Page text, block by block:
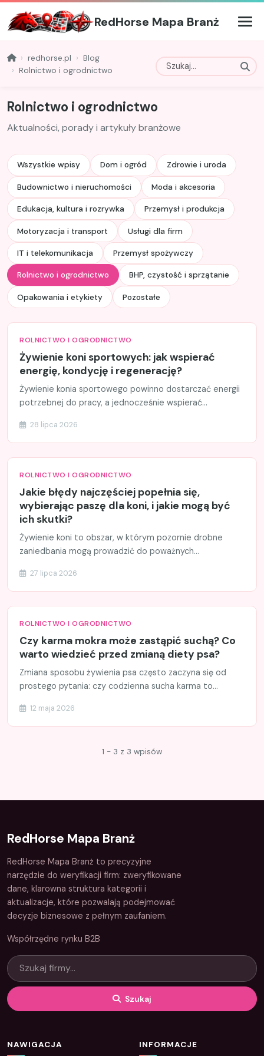
RedHorse Mapa Branż
redhorse.pl
Blog
Rolnictwo i ogrodnictwo
Rolnictwo i ogrodnictwo
Aktualności, porady i artykuły branżowe
Wszystkie wpisy Dom i ogród Zdrowie i uroda
Budownictwo i nieruchomości Moda i akcesoria
Edukacja, kultura i rozrywka Przemysł i produkcja
Motoryzacja i transport Usługi dla firm
IT i telekomunikacja Przemysł spożywczy
Rolnictwo i ogrodnictwo BHP, czystość i sprzątanie
Opakowania i etykiety Pozostałe
ROLNICTWO I OGRODNICTWO
Żywienie koni sportowych: jak wspierać
energię, kondycję i regenerację?
Żywienie konia sportowego powinno dostarczać energii
potrzebnej do pracy, a jednocześnie wspierać...
28 lipca 2026
ROLNICTWO I OGRODNICTWO
Jakie błędy najczęściej popełnia się,
wybierając paszę dla koni, i jakie mogą być
ich skutki?
Żywienie koni to obszar, w którym pozornie drobne
zaniedbania mogą prowadzić do poważnych...
27 lipca 2026
ROLNICTWO I OGRODNICTWO
Czy karma mokra może zastąpić suchą? Co
warto wiedzieć przed zmianą diety psa?
Zmiana sposobu żywienia psa często zaczyna się od
prostego pytania: czy codzienna sucha karma to...
12 maja 2026
1 - 3 z 3 wpisów
RedHorse Mapa Branż
RedHorse Mapa Branż to precyzyjne
narzędzie do weryfikacji firm: zweryfikowane
dane, klarowna struktura kategorii i
aktualizacje, które pozwalają podejmować
decyzje biznesowe z pełnym zaufaniem.
Współrzędne rynku B2B
Szukaj
NAWIGACJA INFORMACJE